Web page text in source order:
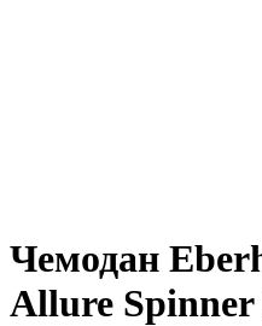
Чемодан
Allure Spinner